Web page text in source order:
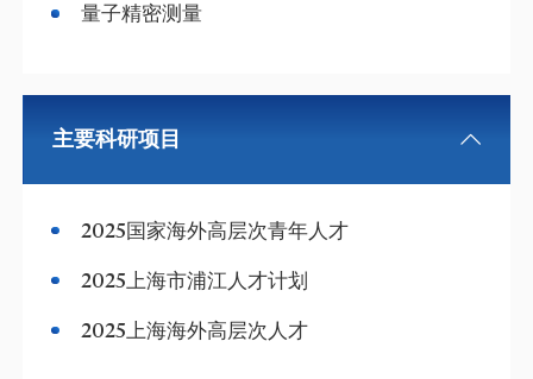
量子精密测量
主要科研项目
2025国家海外高层次青年人才
2025上海市浦江人才计划
2025上海海外高层次人才